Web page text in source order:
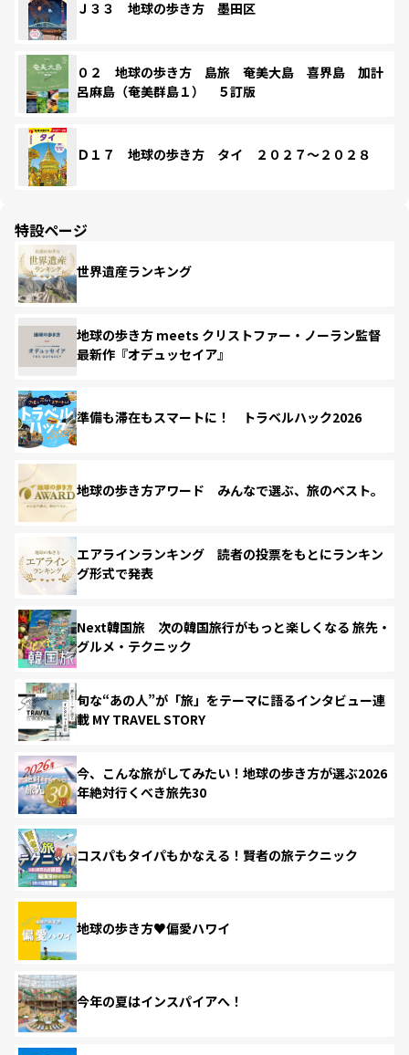
Ｊ３３ 地球の歩き方 墨田区
０２ 地球の歩き方 島旅 奄美大島 喜界島 加計
呂麻島（奄美群島１） ５訂版
Ｄ１７ 地球の歩き方 タイ ２０２７～２０２８
特設ページ
世界遺産ランキング
地球の歩き方 meets クリストファー・ノーラン監督
最新作『オデュッセイア』
準備も滞在もスマートに！ トラベルハック2026
地球の歩き方アワード みんなで選ぶ、旅のベスト。
エアラインランキング 読者の投票をもとにランキン
グ形式で発表
Next韓国旅 次の韓国旅行がもっと楽しくなる 旅先・
グルメ・テクニック
旬な“あの人”が「旅」をテーマに語るインタビュー連
載 MY TRAVEL STORY
今、こんな旅がしてみたい！地球の歩き方が選ぶ2026
年絶対行くべき旅先30
コスパもタイパもかなえる！賢者の旅テクニック
地球の歩き方♥偏愛ハワイ
今年の夏はインスパイアへ！